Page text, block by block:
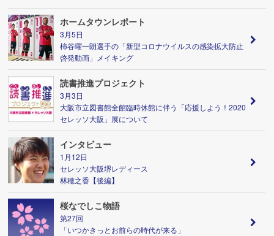
ホームタウンレポート
3月5日
柿谷曜一朗選手の「新型コロナウイルスの感染拡大防止
啓発動画」メイキング
読書推進プロジェクト
3月3日
大阪市立図書館全館臨時休館に伴う「応援しよう！2020
セレッソ大阪」展について
インタビュー
1月12日
セレッソ大阪堺レディース
林穂之香【後編】
桜なでしこ物語
第27回
「いつかきっとお前らの時代が来る」